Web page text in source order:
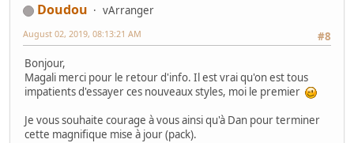
Doudou
vArranger
#8
August 02, 2019, 08:13:21 AM
Bonjour,
Magali merci pour le retour d'info. Il est vrai qu'on est tous
impatients d'essayer ces nouveaux styles, moi le premier
Je vous souhaite courage à vous ainsi qu'à Dan pour terminer
cette magnifique mise à jour (pack).